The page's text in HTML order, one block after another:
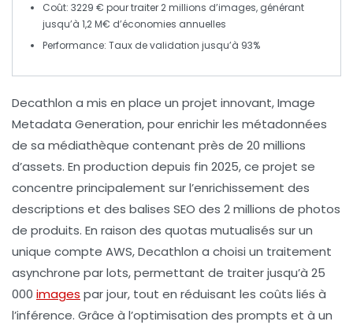
Coût: 3229 € pour traiter 2 millions d’images, générant
jusqu’à 1,2 M€ d’économies annuelles
Performance: Taux de validation jusqu’à 93%
Decathlon a mis en place un projet innovant,Image
Metadata Generation, pour enrichir les métadonnées
de sa médiathèque contenant près de 20 millions
d’assets. En production depuis fin 2025, ce projet se
concentre principalement sur l’enrichissement des
descriptions et des balises SEO des 2 millions de photos
de produits. En raison des quotas mutualisés sur un
unique compte AWS, Decathlon a choisi un traitement
asynchrone par lots, permettant de traiter jusqu’à 25
000 images par jour, tout en réduisant les coûts liés à
l’inférence. Grâce à l’optimisation des prompts et à un